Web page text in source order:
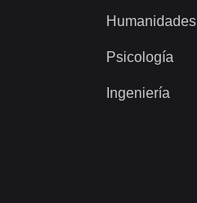
Humanidades
Psicología
Ingeniería